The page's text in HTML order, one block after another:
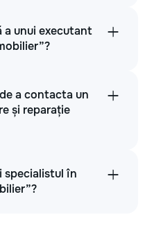
a unui executant
a contacta un
și reparație
specialistul în